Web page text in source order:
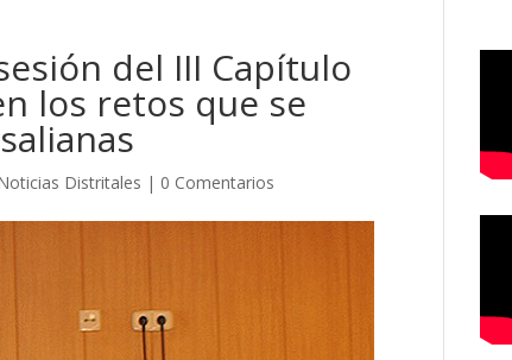
del III Capítulo
los retos que se
Distritales | 0 Comentarios